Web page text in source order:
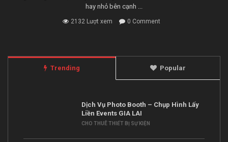
hay nhỏ bên cạnh ...
2132 Lượt xem 0 Comment
Trending Popular
Dịch Vụ Photo Booth – Chụp Hình Lấy
Liền Events GIA LAI
CHO THUÊ THIẾT BỊ SỰ KIỆN